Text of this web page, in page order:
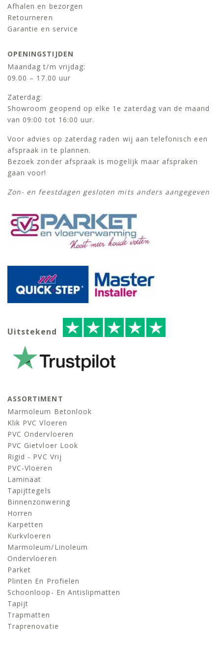
Afhalen en bezorgen
Retourneren
Garantie en service
OPENINGSTIJDEN
Maandag t/m vrijdag:
09.00 – 17.00 uur
Zaterdag:
Showroom geopend op elke 1e zaterdag van de maand
van 09:00 tot 16:00 uur.
Voor advies op zaterdag raden wij aan telefonisch een
afspraak in te plannen.
Bezoek zonder afspraak is mogelijk maar afspraken
gaan voor!
Zon- en feestdagen gesloten mits anders aangegeven
Uitstekend
ASSORTIMENT
Marmoleum Betonlook
Klik PVC Vloeren
PVC Ondervloeren
PVC Gietvloer Look
Rigid - PVC Vrij
PVC-Vloeren
Laminaat
Tapijttegels
Binnenzonwering
Horren
Karpetten
Kurkvloeren
Marmoleum/linoleum
Ondervloeren
Parket
Plinten En Profielen
Schoonloop- En Antislipmatten
Tapijt
Trapmatten
Traprenovatie